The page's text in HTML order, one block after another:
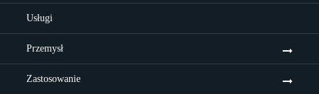
Usługi
Przemysł
Zastosowanie